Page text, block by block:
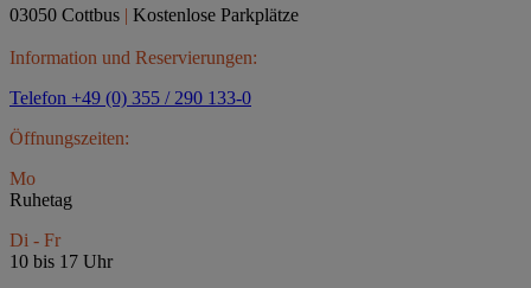
03050 Cottbus | Kostenlose Parkplätze
Information und Reservierungen:
Telefon +49 (0) 355 / 290 133-0
Öffnungszeiten:
Mo
Ruhetag
Di - Fr
10 bis 17 Uhr